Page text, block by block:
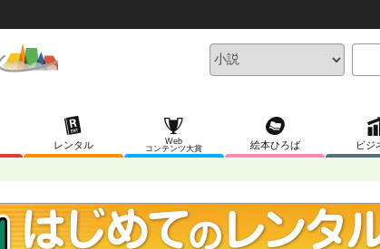
レンタル
Web
コンテンツ大賞
絵本ひろば ビジ